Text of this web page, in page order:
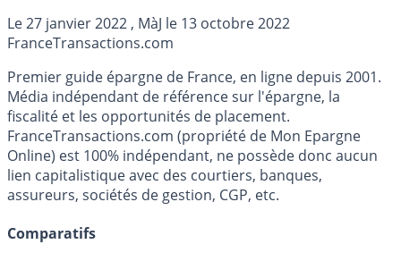
Le27 janvier 2022 , MàJ le 13 octobre 2022
FranceTransactions.com
Premier guide épargne de France, en ligne depuis 2001.
Média indépendant de référence sur l'épargne, la
fiscalité et les opportunités de placement.
FranceTransactions.com (propriété de Mon Epargne
Online) est 100% indépendant, ne possède donc aucun
lien capitalistique avec des courtiers, banques,
assureurs, sociétés de gestion, CGP, etc.
Comparatifs